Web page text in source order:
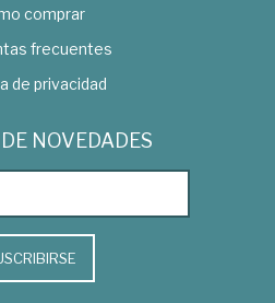
comprar
frecuentes
de privacidad
NOVEDADES